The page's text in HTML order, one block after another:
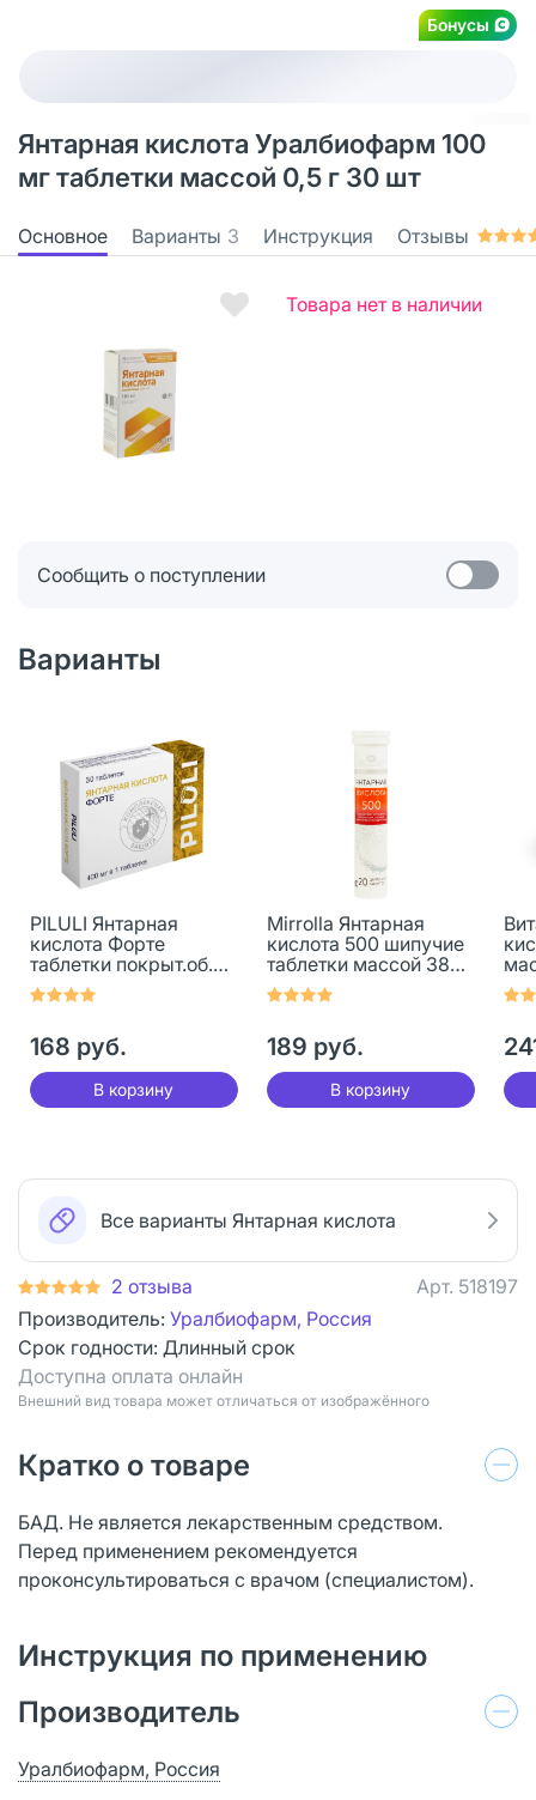
Бонусы
Янтарная кислота Уралбиофарм 100
мг таблетки массой 0,5 г 30 шт
Основное Варианты 3 Инструкция Отзывы
Товара нет в наличии
Сообщить о поступлении
Варианты
PILULI Янтарная
кислота Форте
таблетки покрыт.об.
массой 660 мг 30 шт
168 руб.
В корзину
Mirrolla Янтарная
кислота 500 шипучие
таблетки массой 3800
мг со вкусом ананаса
20 шт
189 руб.
В корзину
Все варианты Янтарная кислота
2 отзыва Арт. 518197
Производитель: Уралбиофарм, Россия
Срок годности: Длинный срок
Доступна оплата онлайн
Bнешний вид товара может отличаться от изображённого
Кратко о товаре
БАД. Не является лекарственным средством.
Перед применением рекомендуется
проконсультироваться с врачом (специалистом).
Инструкция по применению
Производитель
Уралбиофарм, Россия